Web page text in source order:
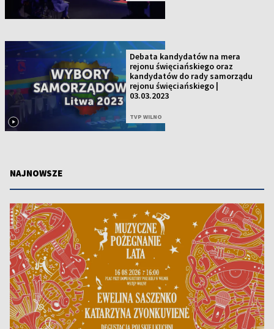
Debata kandydatów na mera
rejonu święciańskiego oraz
kandydatów do rady samorządu
rejonu święciańskiego |
03.03.2023
TVP WILNO
NAJNOWSZE